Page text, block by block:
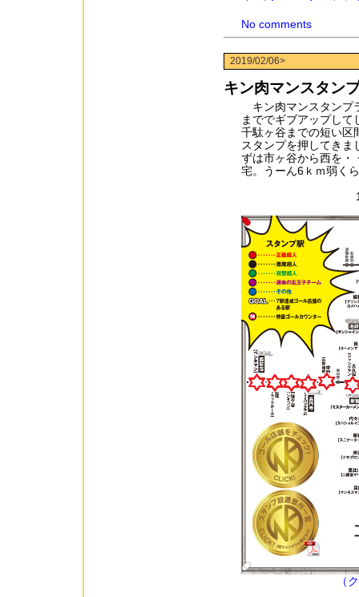
No comments
2019/02/06>
キン肉マンスタン
キン肉マンスタンプ
まででギブアップし
千駄ヶ谷までの短い区
スタンプを押してき
ずは市ヶ谷から西を・
宅。うーん6ｋｍ弱く
（